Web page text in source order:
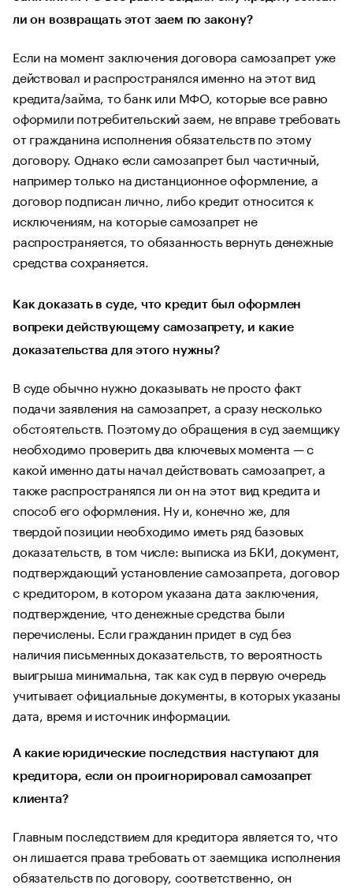
ли он возвращать этот заем по закону?
Если на момент заключения договора самозапрет уже
действовал и распространялся именно на этот вид
кредита/займа, то банк или МФО, которые все равно
оформили потребительский заем, не вправе требовать
от гражданина исполнения обязательств по этому
договору. Однако если самозапрет был частичный,
например только на дистанционное оформление, а
договор подписан лично, либо кредит относится к
исключениям, на которые самозапрет не
распространяется, то обязанность вернуть денежные
средства сохраняется.
Как доказать в суде, что кредит был оформлен
вопреки действующему самозапрету, и какие
доказательства для этого нужны?
В суде обычно нужно доказывать не просто факт
подачи заявления на самозапрет, а сразу несколько
обстоятельств. Поэтому до обращения в суд заемщику
необходимо проверить два ключевых момента — с
какой именно даты начал действовать самозапрет, а
также распространялся ли он на этот вид кредита и
способ его оформления. Ну и, конечно же, для
твердой позиции необходимо иметь ряд базовых
доказательств, в том числе: выписка из БКИ, документ,
подтверждающий установление самозапрета, договор
с кредитором, в котором указана дата заключения,
подтверждение, что денежные средства были
перечислены. Если гражданин придет в суд без
наличия письменных доказательств, то вероятность
выигрыша минимальна, так как суд в первую очередь
учитывает официальные документы, в которых указаны
дата, время и источник информации.
А какие юридические последствия наступают для
кредитора, если он проигнорировал самозапрет
клиента?
Главным последствием для кредитора является то, что
он лишается права требовать от заемщика исполнения
обязательств по договору, соответственно, он